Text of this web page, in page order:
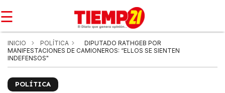
☰
INICIO POLÍTICA
DIPUTADO RATHGEB POR
MANIFESTACIONES DE CAMIONEROS: “ELLOS SE SIENTEN
INDEFENSOS"
POLÍTICA